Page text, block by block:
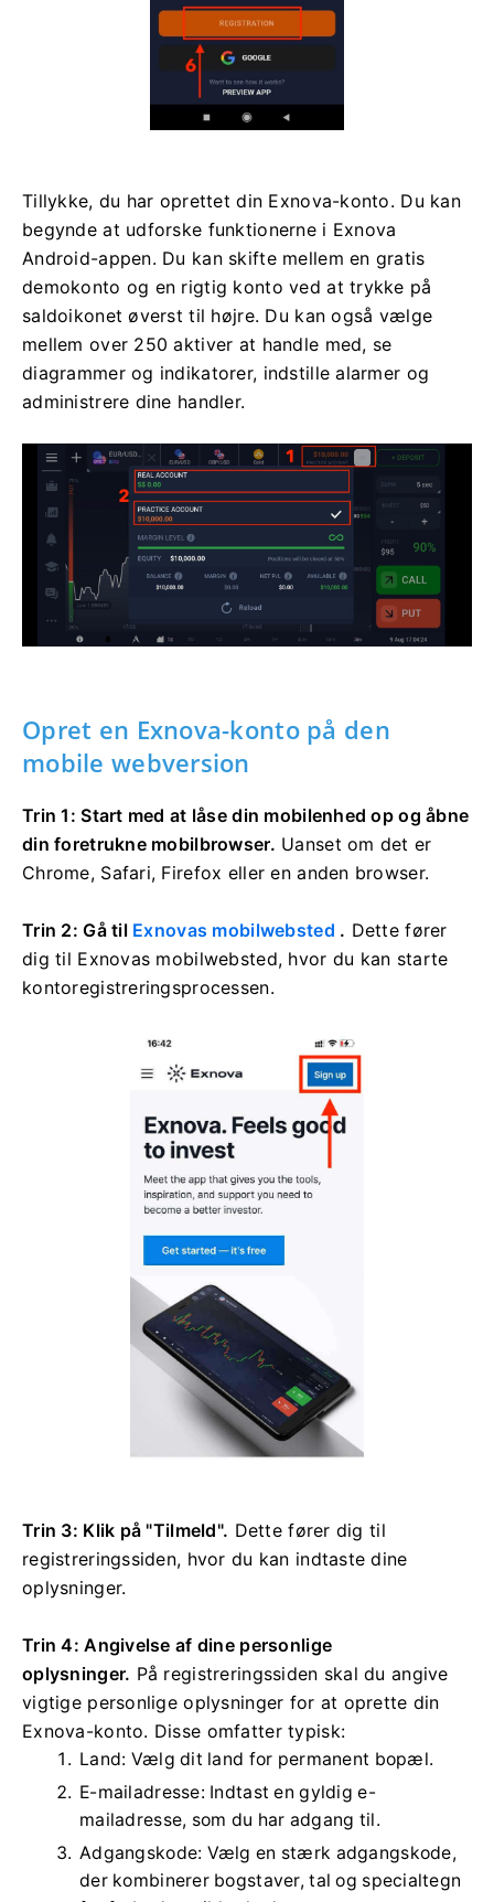
Tillykke, du har oprettet din Exnova-konto. Du kan
begynde at udforske funktionerne i Exnova
Android-appen. Du kan skifte mellem en gratis
demokonto og en rigtig konto ved at trykke på
saldoikonet øverst til højre. Du kan også vælge
mellem over 250 aktiver at handle med, se
diagrammer og indikatorer, indstille alarmer og
administrere dine handler.
Opret en Exnova-konto på den
mobile webversion
Trin 1: Start med at låse din mobilenhed op og åbne
din foretrukne mobilbrowser. Uanset om det er
Chrome, Safari, Firefox eller en anden browser.
Trin 2: Gå til Exnovas mobilwebsted . Dette fører
dig til Exnovas mobilwebsted, hvor du kan starte
kontoregistreringsprocessen.
Trin 3: Klik på "Tilmeld". Dette fører dig til
registreringssiden, hvor du kan indtaste dine
oplysninger.
Trin 4: Angivelse af dine personlige
oplysninger. På registreringssiden skal du angive
vigtige personlige oplysninger for at oprette din
Exnova-konto. Disse omfatter typisk:
Land: Vælg dit land for permanent bopæl.
E-mailadresse: Indtast en gyldig e-
mailadresse, som du har adgang til.
Adgangskode: Vælg en stærk adgangskode,
der kombinerer bogstaver, tal og specialtegn